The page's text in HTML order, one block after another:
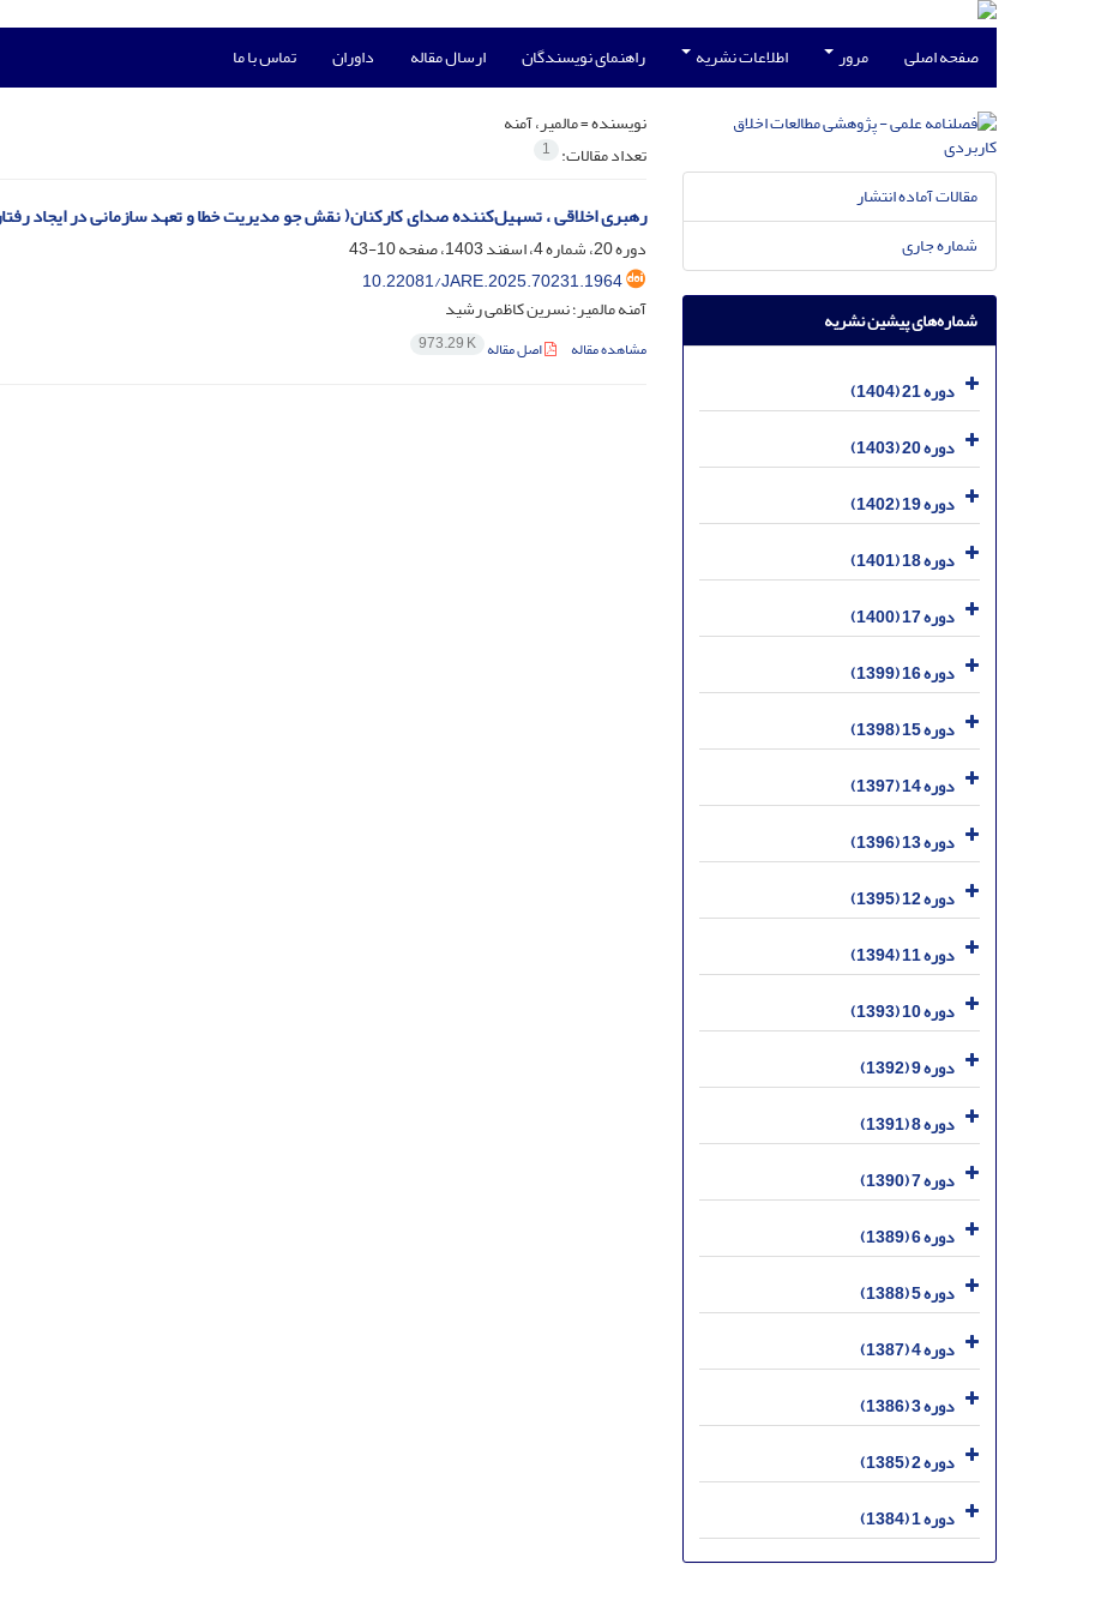
صفحه اصلی مرور اطلاعات نشریه راهنمای نویسندگان ارسال مقاله داوران تماس با ما
نویسنده =مالمیر، آمنه
تعداد مقالات: 1
رهبری اخلاقی ، تسهیل‌کننده صدای کارکنان( نقش جو مدیریت خطا و تعهد سازمانی در ایجاد
دوره 20، شماره 4، اسفند 1403، صفحه
10-43
10.22081/JARE.2025.70231.1964
آمنه مالمیر؛ نسرین کاظمی رشید
مشاهده مقاله اصل مقاله 973.29 K
مقالات آماده انتشار
شماره جاری
شماره‌های پیشین نشریه
دوره 21 (1404)
دوره 20 (1403)
دوره 19 (1402)
دوره 18 (1401)
دوره 17 (1400)
دوره 16 (1399)
دوره 15 (1398)
دوره 14 (1397)
دوره 13 (1396)
دوره 12 (1395)
دوره 11 (1394)
دوره 10 (1393)
دوره 9 (1392)
دوره 8 (1391)
دوره 7 (1390)
دوره 6 (1389)
دوره 5 (1388)
دوره 4 (1387)
دوره 3 (1386)
دوره 2 (1385)
دوره 1 (1384)